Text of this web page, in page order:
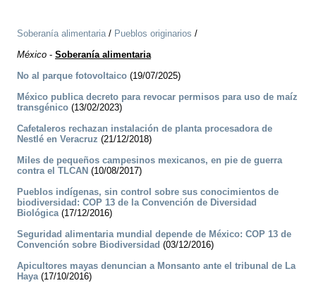
Soberanía alimentaria/ Pueblos originarios /
México - Soberanía alimentaria
No al parque fotovoltaico (19/07/2025)
México publica decreto para revocar permisos para uso de maíz
transgénico (13/02/2023)
Cafetaleros rechazan instalación de planta procesadora de
Nestlé en Veracruz (21/12/2018)
Miles de pequeños campesinos mexicanos, en pie de guerra
contra el TLCAN (10/08/2017)
Pueblos indígenas, sin control sobre sus conocimientos de
biodiversidad: COP 13 de la Convención de Diversidad
Biológica(17/12/2016)
Seguridad alimentaria mundial depende de México: COP 13 de
Convención sobre Biodiversidad (03/12/2016)
Apicultores mayas denuncian a Monsanto ante el tribunal de La
Haya(17/10/2016)